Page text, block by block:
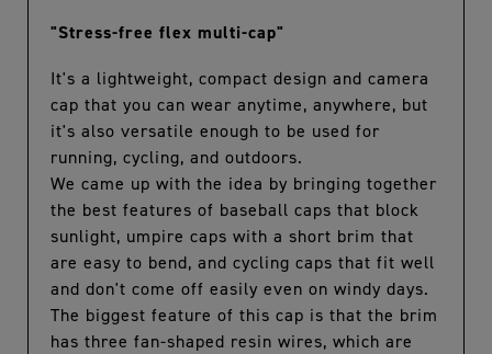
"Stress-free flex multi-cap"
It's a lightweight, compact design and camera
cap that you can wear anytime, anywhere, but
it's also versatile enough to be used for
running, cycling, and outdoors.
We came up with the idea by bringing together
the best features of baseball caps that block
sunlight, umpire caps with a short brim that
are easy to bend, and cycling caps that fit well
and don't come off easily even on windy days.
The biggest feature of this cap is that the brim
has three fan-shaped resin wires, which are